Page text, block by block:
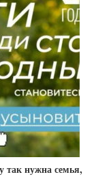
так нужна семья,